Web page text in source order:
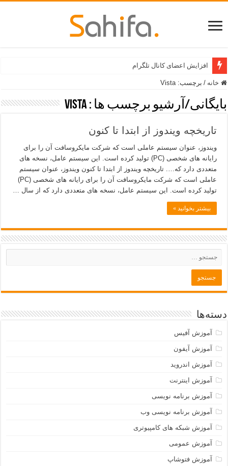
افزایش اعضای کانال تلگرام
خانه / برچسب:Vista
بایگانی/آرشیو برچسب ها :Vista
تاریخچه ویندوز از ابتدا تا کنون
ویندوز، عنوان سیستم عاملی است که شرکت مایکروسافت آن را برای
رایانه های شخصی (PC) تولید کرده است. این سیستم عامل، نسخه های
متعددی دارد که…. تاریخچه ویندوز از ابتدا تا کنون ویندوز، عنوان سیستم
عاملی است که شرکت مایکروسافت آن را برای رایانه های شخصی (PC)
تولید کرده است. این سیستم عامل، نسخه های متعددی دارد که از سال …
بیشتر بخوانید »
دسته‌ها
آموزش آفیس
آموزش آیفون
آموزش اندروید
آموزش اینترنت
آموزش برنامه نویسی
آموزش برنامه نویسی وب
آموزش شبکه های کامپیوتری
آموزش عمومی
آموزش فتوشاپ